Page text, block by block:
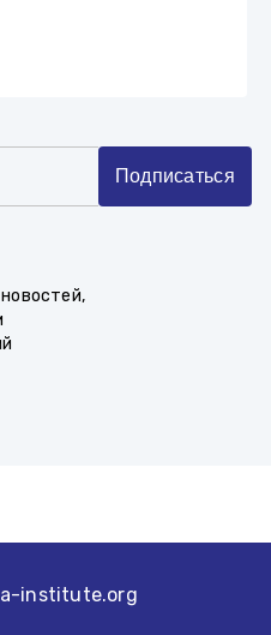
Подписаться
institute.org